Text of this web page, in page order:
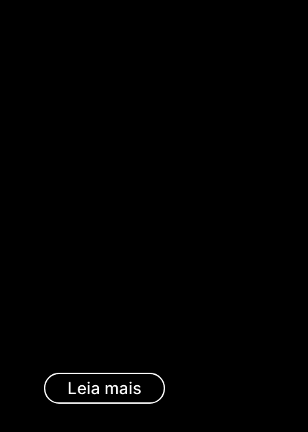
Leia mais